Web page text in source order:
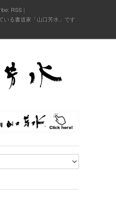
RSS
いる書道家「山口芳水」です